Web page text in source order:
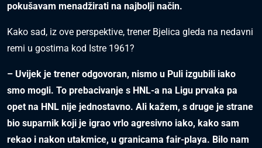
pokušavam menadžirati na najbolji način.
Kako sad, iz ove perspektive, trener Bjelica gleda na nedavni
remi u gostima kod Istre 1961?
– Uvijek je trener odgovoran, nismo u Puli izgubili iako
smo mogli. To prebacivanje s HNL-a na Ligu prvaka pa
opet na HNL nije jednostavno. Ali kažem, s druge je strane
bio suparnik koji je igrao vrlo agresivno iako, kako sam
rekao i nakon utakmice, u granicama fair-playa. Bilo nam